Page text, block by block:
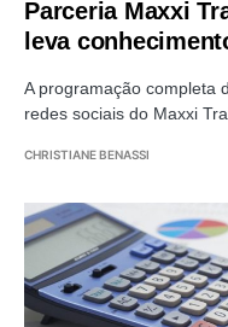
Parceria Maxxi
leva
A programação completa
redes sociais do Maxxi
CHRISTIANE BENASSI